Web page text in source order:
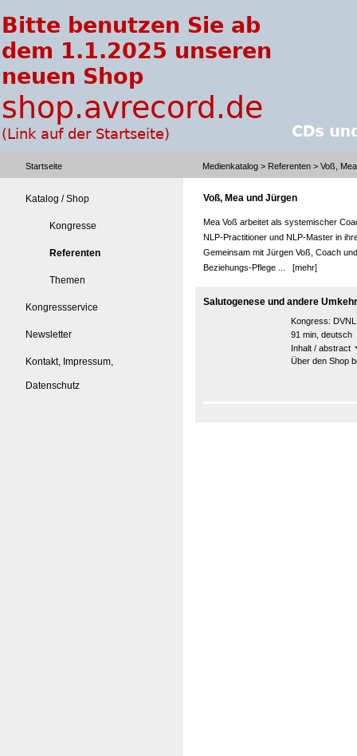
Startseite Medienkatalog > Referenten > Voß,
Katalog / Shop
Kongresse
Referenten
Themen
Kongressservice
Newsletter
Kontakt, Impressum,
Datenschutz
Voß, Mea und Jürgen
Mea Voß arbeitet als systemischer
NLP-Practitioner und NLP-Master in
Gemeinsam mit Jürgen Voß, Coach
Beziehungs-Pflege ... [mehr]
Salutogenese und andere
Kongress:
91 min, deutsch
Inhalt / abstract
Über den Shop